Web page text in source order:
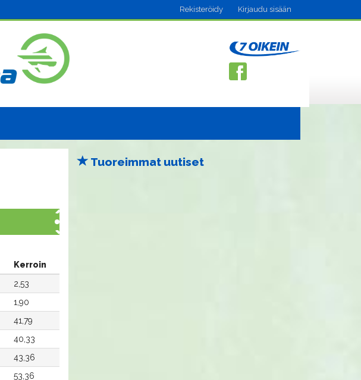
Rekisteröidy Kirjaudu sisään
Kerroin
2,53
1,90
41,79
40,33
43,36
53,36
Tuoreimmat uutiset